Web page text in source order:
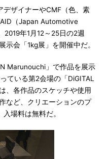
ザイナーやCMF（色、素
（Japan Automotive
年1月12～25日の2週
示会「1kg展」を開催中だ。
Marunouchi」で作品を展示
ている第2会場の「DiGITAL
、各作品のスケッチや使用
など、クリエーションのプ
場料は無料だ。